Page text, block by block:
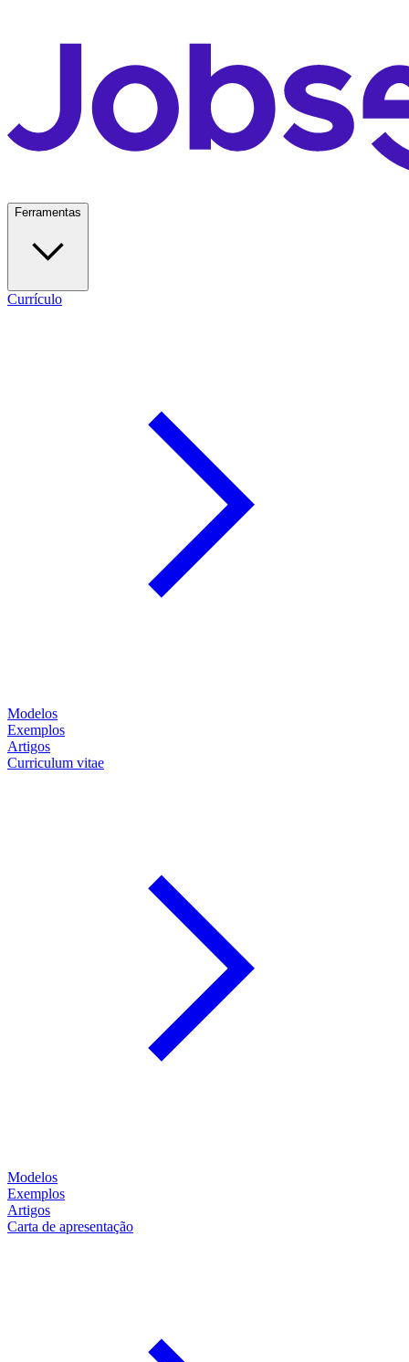
Ferramentas
Currículo
Modelos
Exemplos
Artigos
Curriculum vitae
Modelos
Exemplos
Artigos
Carta de apresentação